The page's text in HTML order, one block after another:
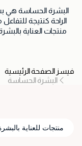
البشرة الحساسة هي
الراحة كنتيجة
منتجات العناية
كالحكة والحرقان
فيسز الصفحة الرئيسية
البشرة الحساسة
منتجات للعناية